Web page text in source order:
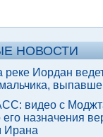
НОВОСТИ
реке Иордан
видео с
его назначения
Ирана